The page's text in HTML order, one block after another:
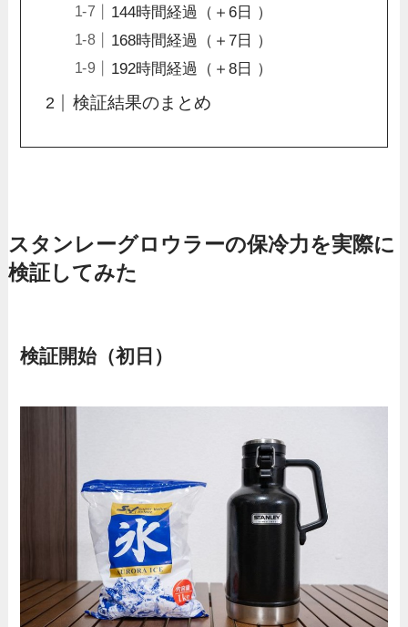
144時間経過（＋6日 ）
168時間経過（＋7日 ）
192時間経過（＋8日 ）
検証結果のまとめ
スタンレーグロウラーの保冷力を実際に
検証してみた
検証開始（初日）